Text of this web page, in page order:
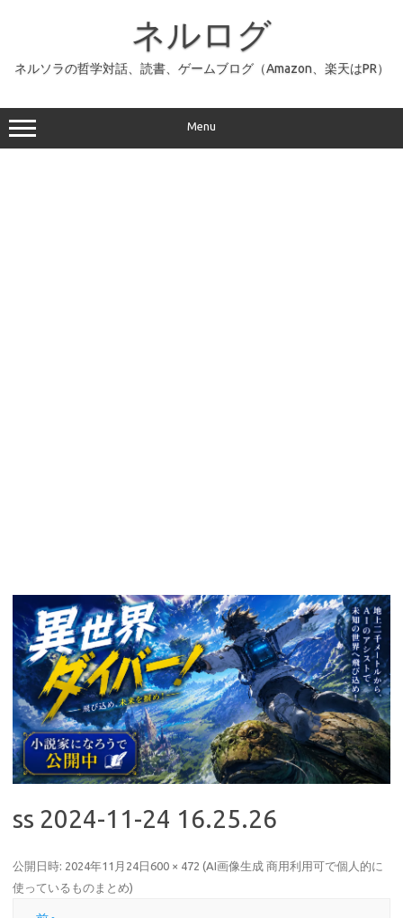
ッ
プ
ネルログ
ネルソラの哲学対話、読書、ゲームブログ（Amazon、楽天はPR）
Menu
ss 2024-11-24 16.25.26
公開日時: 2024年11月24日 600 × 472 (AI画像生成 商用利用可で個人的に
使っているものまとめ)